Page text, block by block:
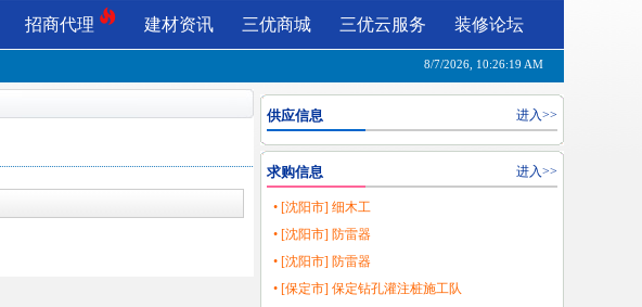
招商代理 建材资讯 三优商城 三优云服务 装修论坛
8/7/2026, 10:26:20 AM
供应信息 进入>>
求购信息 进入>>
• [沈阳市] 细木工
• [沈阳市] 防雷器
• [沈阳市] 防雷器
• [保定市] 保定钻孔灌注桩施工队